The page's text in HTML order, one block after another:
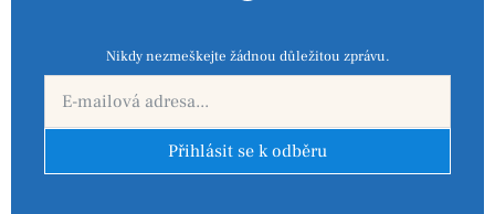
Nikdy nezmeškejte žádnou důležitou zprávu.
Přihlásit se k odběru